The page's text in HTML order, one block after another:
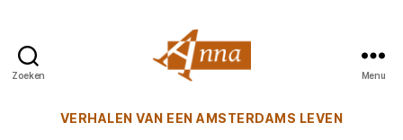
Zoeken
van
Menu
Categorieën
VERHALEN VAN EEN AMSTERDAMS LEVEN